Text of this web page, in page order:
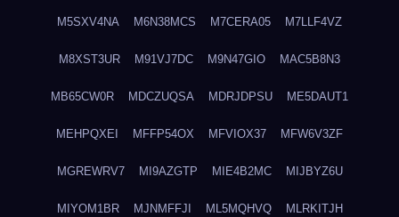
M5SXV4NA M6N38MCS M7CERA05 M7LLF4VZ
M8XST3UR M91VJ7DC M9N47GIO MAC5B8N3
MB65CW0R MDCZUQSA MDRJDPSU ME5DAUT1
MEHPQXEI MFFP54OX MFVIOX37 MFW6V3ZF
MGREWRV7 MI9AZGTP MIE4B2MC MIJBYZ6U
MIYOM1BR MJNMFFJI ML5MQHVQ MLRKITJH